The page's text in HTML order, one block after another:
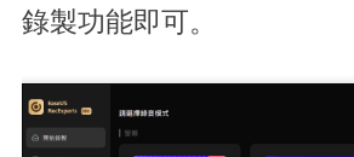
錄製功能即可。